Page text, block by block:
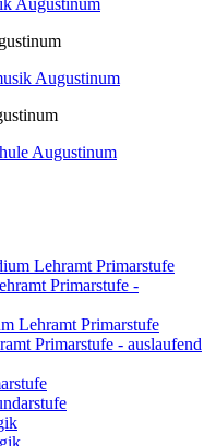
Lehramt Primarstufe
Primarstufe -
Lehramt Primarstufe
Primarstufe - auslaufend